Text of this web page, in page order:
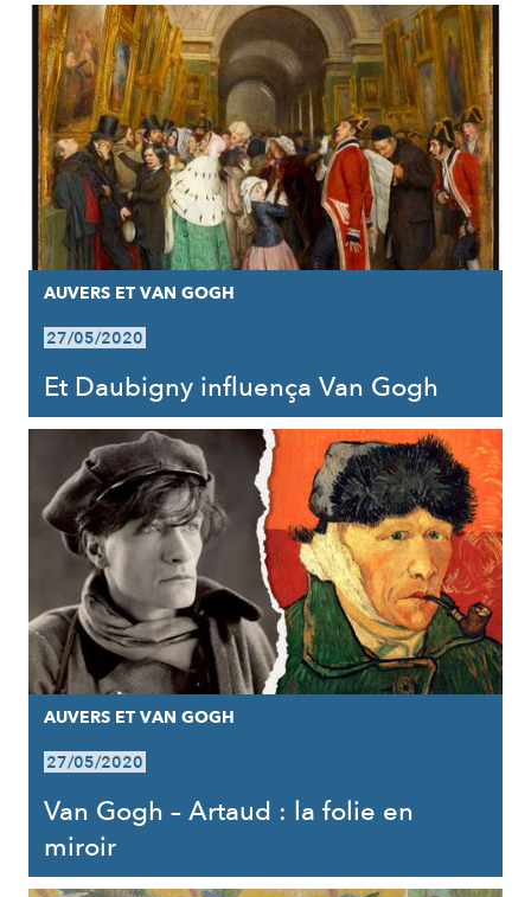
AUVERS ET VAN GOGH
27/05/2020
Et Daubigny influença Van Gogh
AUVERS ET VAN GOGH
27/05/2020
Van Gogh – Artaud : la folie en
miroir